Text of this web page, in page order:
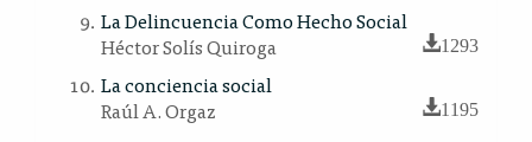
La Delincuencia Como Hecho Social
Héctor Solís Quiroga
1293
La conciencia social
Raúl A. Orgaz
1195